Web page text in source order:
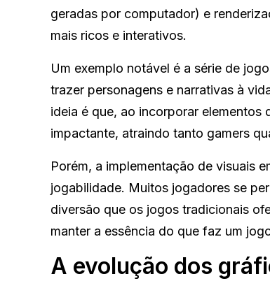
geradas por computador) e
mais ricos e interativos.
Um exemplo notável é a série de
trazer personagens e narrativas à
ideia é que, ao incorporar
impactante, atraindo tanto gamers
Porém, a implementação de visuais
jogabilidade. Muitos jogadores se
diversão que os jogos tradicionais
manter a essência do que faz um
A evolução dos